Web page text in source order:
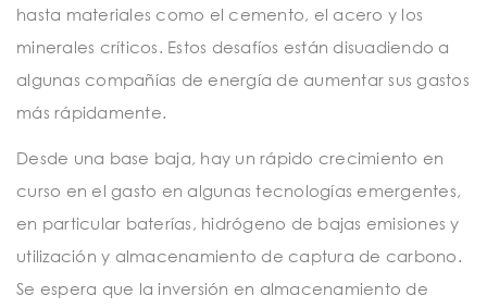
hasta materiales como el cemento, el acero y los
minerales críticos. Estos desafíos están disuadiendo a
algunas compañías de energía de aumentar sus gastos
más rápidamente.
Desde una base baja, hay un rápido crecimiento en
curso en el gasto en algunas tecnologías emergentes,
en particular baterías, hidrógeno de bajas emisiones y
utilización y almacenamiento de captura de carbono.
Se espera que la inversión en almacenamiento de